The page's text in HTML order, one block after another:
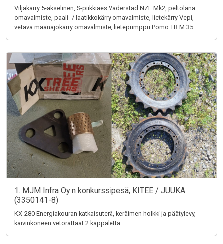
Viljakärry 5-akselinen, S-piikkiäes Väderstad NZE Mk2, peltolana
omavalmiste, paali- / laatikkokärry omavalmiste, lietekärry Vepi,
vetävä maanajokärry omavalmiste, lietepumppu Pomo TR M 35
1. MJM Infra Oy:n konkurssipesä, KITEE / JUUKA
(3350141-8)
KX-280 Energiakouran katkaisuterä, keräimen holkki ja päätylevy,
kaivinkoneen vetorattaat 2 kappaletta